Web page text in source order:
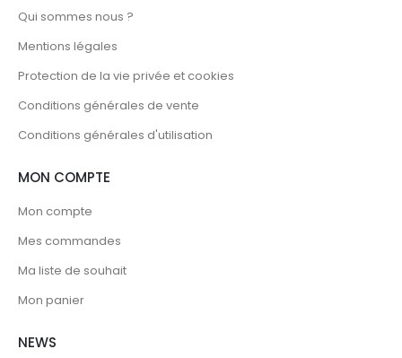
Qui sommes nous ?
Mentions légales
Protection de la vie privée et cookies
Conditions générales de vente
Conditions générales d'utilisation
MON COMPTE
Mon compte
Mes commandes
Ma liste de souhait
Mon panier
NEWS